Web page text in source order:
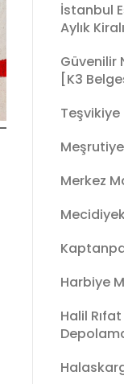
İstanbul
Aylık
Güvenilir
[K3
Merkez
Harbiye
Halil